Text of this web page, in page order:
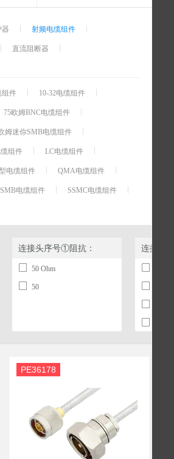
射频电缆组件
直流阻断器
组件
10-32电缆组件
75欧姆BNC电缆组件
姆迷你SMB电缆组件
组件
LC电缆组件
电缆组件
QMA电缆组件
电缆组件
SSMC电缆组件
连接头序号①阻抗：
50 Ohm
50
连接头
PE36178